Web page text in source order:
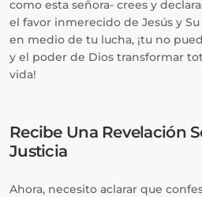
como esta señora- crees y
el favor inmerecido de Jesús y
en medio de tu lucha, ¡tu no
y el poder de Dios transformar
vida!
Recibe Una Revelación
Justicia
Ahora, necesito aclarar que